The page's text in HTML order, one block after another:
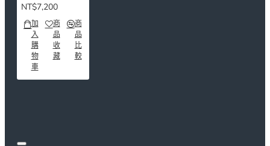
NT$7,200
加
入
購
物
車
商
品
收
藏
商
品
比
較